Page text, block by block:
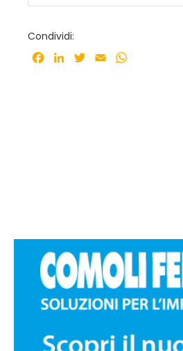
Condividi:
Facebook
LinkedInTwitter
Email